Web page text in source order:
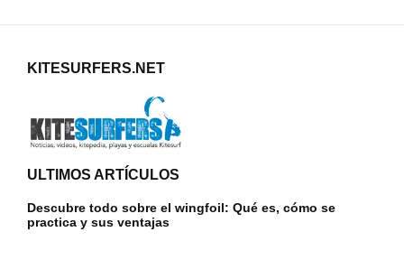
KITESURFERS.NET
ULTIMOS ARTÍCULOS
Descubre todo sobre el wingfoil: Qué es, cómo se
practica y sus ventajas